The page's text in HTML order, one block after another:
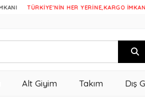
TÜRKİYE'NİN HER YERİNE,KARGO İMKANI!
Alt Giyim Takım Dış